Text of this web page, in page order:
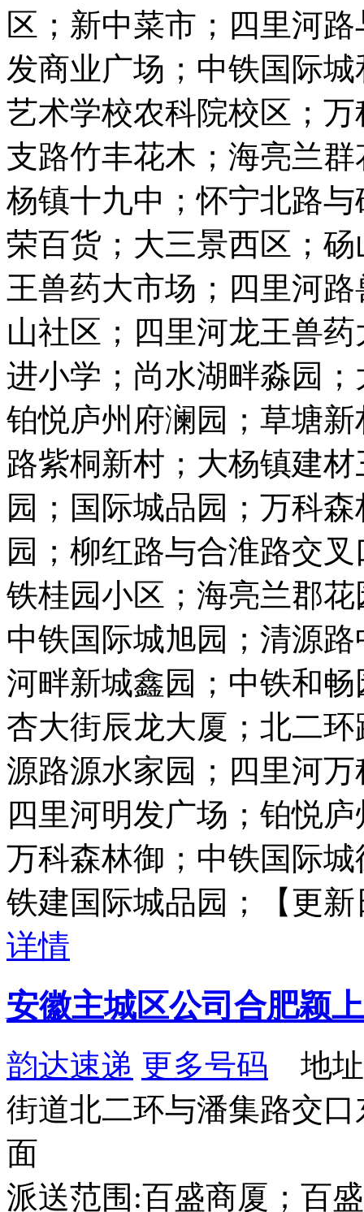
区；新中菜市；四里河
发商业广场；中铁国际
艺术学校农科院校区；
支路竹丰花木；海亮兰
杨镇十九中；怀宁北路
荣百货；大三景西区；
王兽药大市场；四里河
山社区；四里河龙王兽
进小学；尚水湖畔淼园
铂悦庐州府澜园；草塘
路紫桐新村；大杨镇建
园；国际城品园；万科
园；柳红路与合淮路交
铁桂园小区；海亮兰郡
中铁国际城旭园；清源
河畔新城鑫园；中铁和
杏大街辰龙大厦；北二
源路源水家园；四里河
四里河明发广场；铂悦
万科森林御；中铁国际
铁建国际城品园；【更新
详情
安徽主城区公司合肥颖
韵达速递 更多号码 地址
街道北二环与潘集路交
面
派送范围:百盛商厦；百